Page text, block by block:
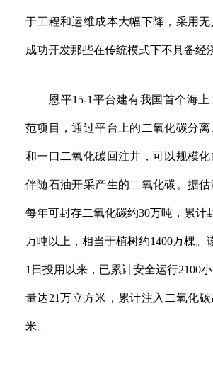
于工程和运维成本大幅下降，采用
成功开发那些在传统模式下不具备经
恩平15-1平台建有我国首个海上
范项目，通过平台上的二氧化碳分
和一口二氧化碳回注井，可以规模化
伴随石油开采产生的二氧化碳。据
每年可封存二氧化碳约30万吨，累计
万吨以上，相当于植树约1400万棵。
1日投用以来，已累计安全运行2100
量达21万立方米，累计注入二氧化碳
米。